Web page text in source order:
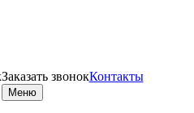
Заказать звонокКонтакты
Меню